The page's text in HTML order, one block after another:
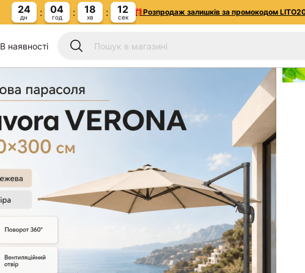
24
дн
04
год
18
хв
10
сек
🎁Розпродаж залишків за промокодом
В наявності